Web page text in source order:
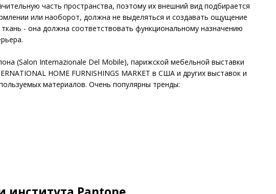
часть пространства, поэтому их внешний вид подбирается
или наоборот, должна не выделяться и создавать ощущение
- она должна соответствовать функциональному назначению
(Salon Internazionale Del Mobile), парижской мебельной выставки
HOME FURNISHINGS MARKET в США и других выставок и
материалов. Очень популярны тренды: